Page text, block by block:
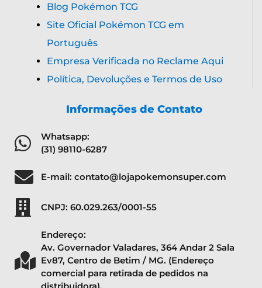
Blog Pokémon TCG
Site Oficial Pokémon TCG em
Português
Empresa Verificada no Reclame Aqui
Política, Devoluções e Termos de Uso
Informações de Contato
Whatsapp:
(31) 98110-6287
E-mail: contato@lojapokemonsuper.com
CNPJ: 60.029.263/0001-55
Endereço:
Av. Governador Valadares, 364 Andar 2 Sala
Ev87, Centro de Betim / MG. (Endereço
comercial para retirada de pedidos na